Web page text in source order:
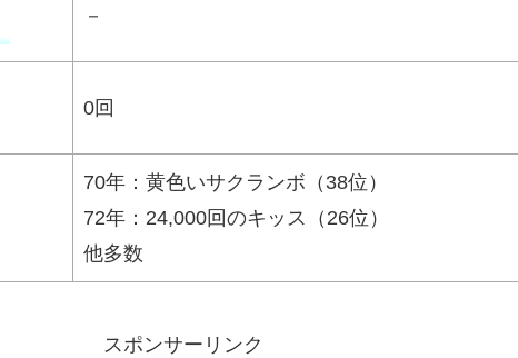
－
0回
70年：黄色いサクランボ（38位）
72年：24,000回のキッス（26位）
他多数
スポンサーリンク